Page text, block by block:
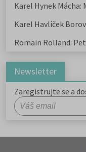
Karel Hynek Mácha:
Karel Havlíček
Romain Rolland:
Newsletter
Zaregistrujte se a